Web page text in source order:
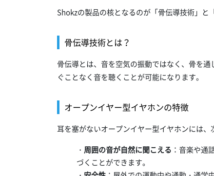
Shokzの製品の核となるのが「骨伝導技術」と
骨伝導技術とは？
骨伝導とは、音を空気の振動ではなく、骨を
ぐことなく音を聴くことが可能になります。
オープンイヤー型イヤホンの特徴
耳を塞がないオープンイヤー型イヤホンには、
・ 周囲の音が自然に聞こえる ：音楽や通
づくことができます。